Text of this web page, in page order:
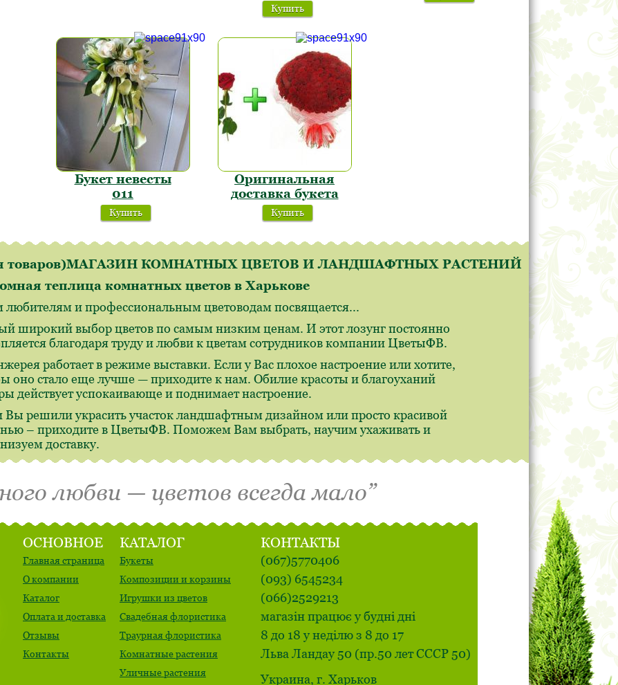
Купить
Букет невесты
011
Купить
Оригинальная
доставка букета
Купить
товаров)МАГАЗИН КОМНАТНЫХ ЦВЕТОВ И ЛАНДШАФТНЫХ РАСТЕНИЙ
теплица комнатных цветов в Харькове
любителям и профессиональным цветоводам посвящается...
широкий выбор цветов по самым низким ценам. И этот лозунг постоянно
благодаря труду и любви к цветам сотрудников компании ЦветыФВ.
работает в режиме выставки. Если у Вас плохое настроение или хотите,
оно стало еще лучше — приходите к нам. Обилие красоты и благоуханий
действует успокаивающе и поднимает настроение.
Вы решили украсить участок ландшафтным дизайном или просто красивой
– приходите в ЦветыФВ. Поможем Вам выбрать, научим ухаживать и
доставку.
любви — цветов всегда мало”
ОСНОВНОЕ
Главная страница
О компании
Каталог
Оплата и доставка
Отзывы
Контакты
КАТАЛОГ
Букеты
Композиции и корзины
Игрушки из цветов
Свадебная флористика
Траурная флористика
Комнатные растения
Уличные растения
КОНТАКТЫ
(067)5770406
(093) 6545234
(066)2529213
магазін працює у будні дні
8 до 18 у неділю з 8 до 17
Льва Ландау 50 (пр.50 лет СССР 50)
Украина, г. Харьков